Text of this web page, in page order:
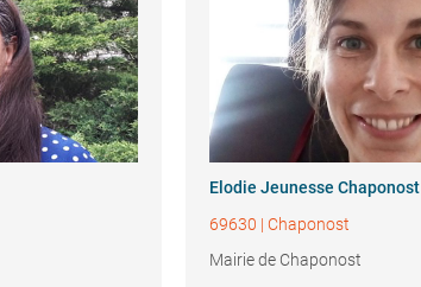
Elodie Jeunesse Chaponost
69630 | Chaponost
Mairie de Chaponost